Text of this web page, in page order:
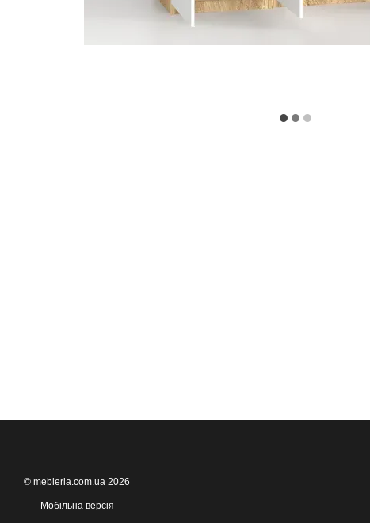
© mebleria.com.ua 2026
Мобільна версія